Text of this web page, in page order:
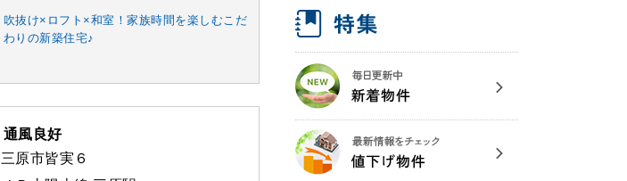
吹抜け×ロフト×和室！家族時間を楽しむこだ
わりの新築住宅♪
通風良好
三原市皆実６